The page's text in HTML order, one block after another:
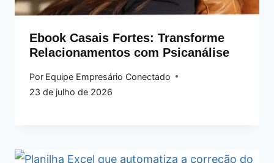
Ebook Casais Fortes: Transforme
Relacionamentos com Psicanálise
Por Equipe Empresário Conectado
23 de julho de 2026